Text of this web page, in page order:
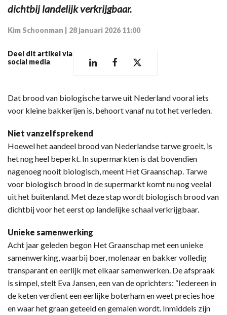
dichtbij landelijk verkrijgbaar.
Kim Schoonman 28 januari 2026 11:00
Deel dit artikel via
social media
Dat brood van biologische tarwe uit Nederland vooral iets
voor kleine bakkerijen is, behoort vanaf nu tot het verleden.
Niet vanzelfsprekend
Hoewel het aandeel brood van Nederlandse tarwe groeit, is
het nog heel beperkt. In supermarkten is dat bovendien
nagenoeg nooit biologisch, meent Het Graanschap. Tarwe
voor biologisch brood in de supermarkt komt nu nog veelal
uit het buitenland. Met deze stap wordt biologisch brood van
dichtbij voor het eerst op landelijke schaal verkrijgbaar.
Unieke samenwerking
Acht jaar geleden begon Het Graanschap met een unieke
samenwerking, waarbij boer, molenaar en bakker volledig
transparant en eerlijk met elkaar samenwerken. De afspraak
is simpel, stelt Eva Jansen, een van de oprichters: “Iedereen in
de keten verdient een eerlijke boterham en weet precies hoe
en waar het graan geteeld en gemalen wordt. Inmiddels zijn